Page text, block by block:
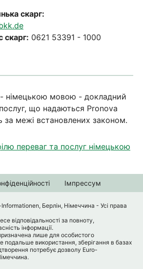
скарг:
скарг: 0621 53391 - 1000
німецькою мовою - докладний
що надаються Pronova
за межі встановлених законом.
переваг та послуг німецькою
Імпрессум
Берлін, Німеччина - Усі права
відповідальності за повноту,
інформації.
лише для особистого
подальше використання, зберігання в базах
потребує дозволу Euro-